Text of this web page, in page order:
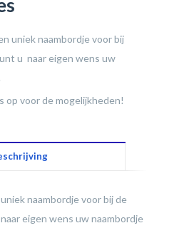
uniek naambordje voor bij
u naar eigen wens uw
op voor de mogelijkheden!
naambordje voor bij de
eigen wens uw naambordje